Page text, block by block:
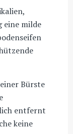
eine milde
Bürste
entfernt
keine